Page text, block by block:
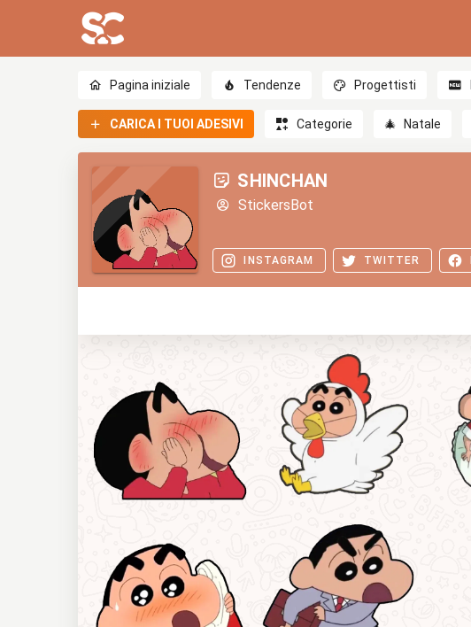
Pagina iniziale Tendenze Progettisti
CARICA I TUOI ADESIVI Categorie 🎄 Natale
SHINCHAN
StickersBot
INSTAGRAM TWITTER